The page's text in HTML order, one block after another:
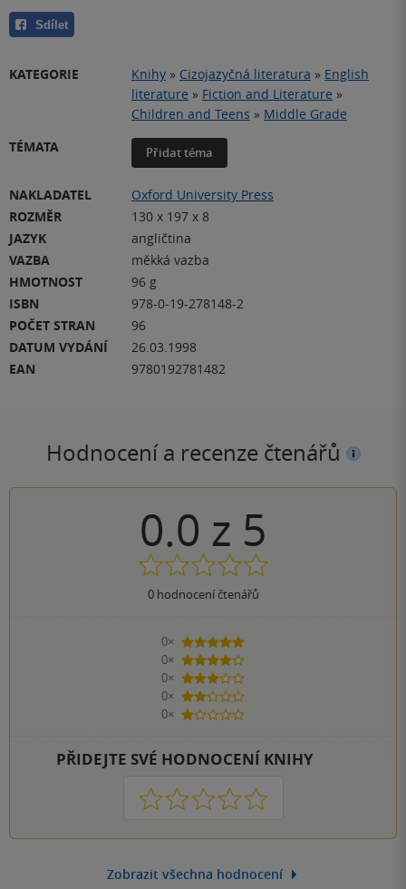
Sdílet
KATEGORIE Knihy » Cizojazyčná literatura » English
literature » Fiction and Literature »
Children and Teens » Middle Grade
TÉMATA
Přidat téma
NAKLADATEL
Oxford University Press
ROZMĚR
130 x 197 x 8
JAZYK
angličtina
VAZBA
měkká vazba
HMOTNOST
96 g
ISBN
978-0-19-278148-2
POČET STRAN
96
DATUM VYDÁNÍ
26.03.1998
EAN
9780192781482
Hodnocení a recenze čtenářů
0.0 z 5
0hodnocení čtenářů
0×
5 hvězdiček
0×
4 hvězdičky
0×
3 hvězdičky
0×
2 hvězdičky
0×
1 hvezdička
PŘIDEJTE SVÉ HODNOCENÍ KNIHY
1 2 3 4 5
Zobrazit všechna hodnocení